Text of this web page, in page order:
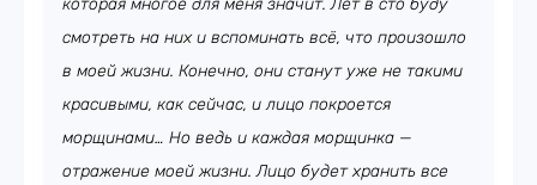
которая многое для меня значит. Лет в сто буду
смотреть на них и вспоминать всё, что произошло
в моей жизни. Конечно, они станут уже не такими
красивыми, как сейчас, и лицо покроется
морщинами… Но ведь и каждая морщинка —
отражение моей жизни. Лицо будет хранить все